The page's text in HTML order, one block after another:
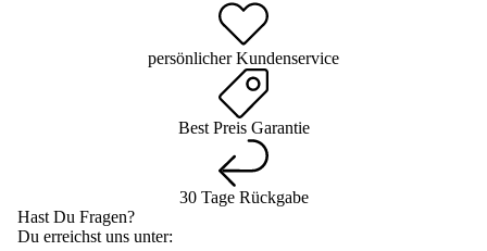
persönlicher Kundenservice
Best Preis Garantie
30 Tage Rückgabe
Hast Du Fragen?
Du erreichst uns unter: